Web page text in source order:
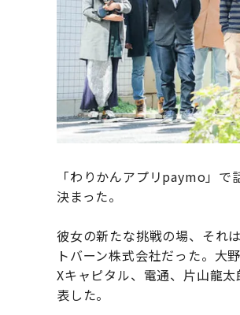
「わりかんアプリpaymo」
決まった。
彼女の新たな挑戦の場、それ
トバーン株式会社だった。大
Xキャピタル、電通、片山龍
表した。